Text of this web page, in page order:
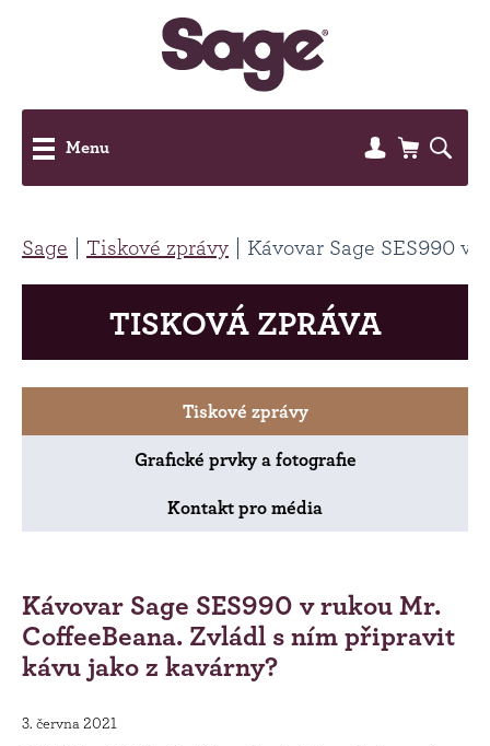
Menu
Sage Tiskové zprávy Kávovar Sage SES990 v
TISKOVÁ ZPRÁVA
Tiskové zprávy
Grafické prvky a fotografie
Kontakt pro média
Kávovar Sage SES990 v rukou Mr.
CoffeeBeana. Zvládl s ním připravit
kávu jako z kavárny?
3. června 2021